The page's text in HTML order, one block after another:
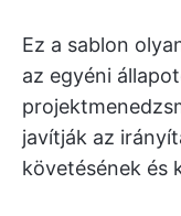
Ez a sablon
az egyéni
javítják az
követésének és